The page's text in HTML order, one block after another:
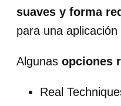
suaves y forma
para una
Algunas opciones
Real